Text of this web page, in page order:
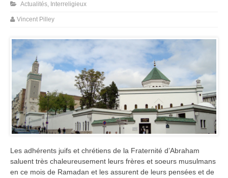
Actualités, Interreligieux
Vincent Pilley
Les adhérents juifs et chrétiens de la Fraternité d’Abraham
saluent très chaleureusement leurs frères et soeurs musulmans
en ce mois de Ramadan et les assurent de leurs pensées et de